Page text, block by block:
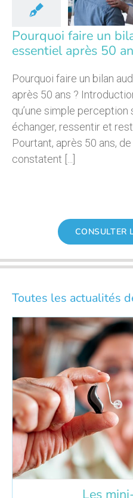
Pourquoi faire un
essentiel après 50
Pourquoi faire un bilan
après 50 ans ?
qu’une simple perception
échanger, ressentir et
Pourtant, après 50 ans,
constatent [...]
CONSULTER
Toutes les actualités
Les